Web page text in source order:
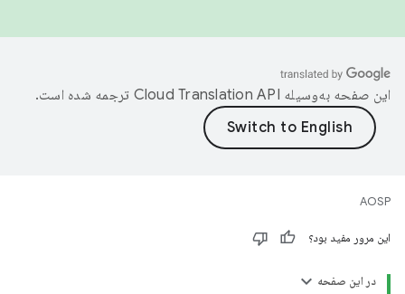
این صفحه به‌وسیله ترجمه شده است.
AOSP
این مرور مفید بود؟
در این صفحه